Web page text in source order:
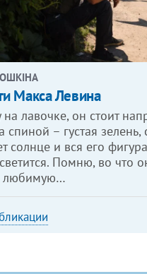
Макса Левина
лавочке, он стоит
спиной – густая зелень,
солнце и вся его
Помню, во что
любимую…